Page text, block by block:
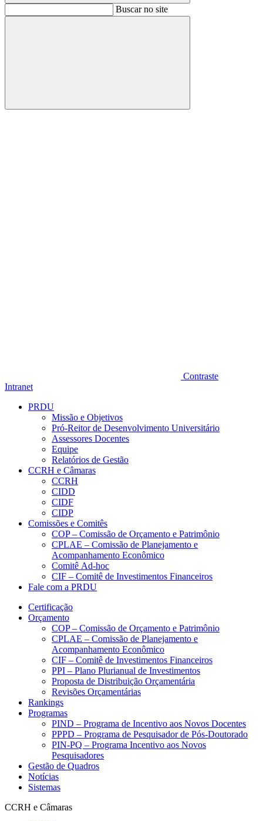
BuscarBuscar no site
Buscar
Contraste
Intranet
PRDU
Missão e Objetivos
Pró-Reitor de Desenvolvimento Universitário
Assessores Docentes
Equipe
Relatórios de Gestão
CCRH e Câmaras
CCRH
CIDD
CIDF
CIDP
Comissões e Comitês
COP – Comissão de Orçamento e Patrimônio
CPLAE – Comissão de Planejamento e
Acompanhamento Econômico
Comitê Ad-hoc
CIF – Comitê de Investimentos Financeiros
Fale com a PRDU
Certificação
Orçamento
COP – Comissão de Orçamento e Patrimônio
CPLAE – Comissão de Planejamento e
Acompanhamento Econômico
CIF – Comitê de Investimentos Financeiros
PPI – Plano Plurianual de Investimentos
Proposta de Distribuição Orçamentária
Revisões Orçamentárias
Rankings
Programas
PIND – Programa de Incentivo aos Novos Docentes
PPPD – Programa de Pesquisador de Pós-Doutorado
PIN-PQ – Programa Incentivo aos Novos
Pesquisadores
Gestão de Quadros
Notícias
Sistemas
CCRH e Câmaras